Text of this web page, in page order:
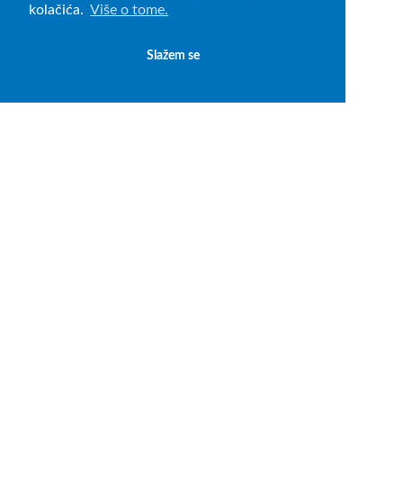
kolačića. Više o tome.
Slažem se